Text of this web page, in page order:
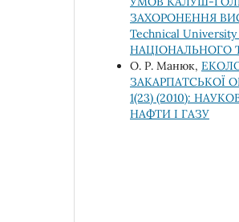
ЗАХОРОНЕННЯ
Technical
НАЦІОНАЛЬНОГО
О. Р. Манюк,
ЗАКАРПАТСЬКОЇ
1(23) (2010):
НАФТИ І ГАЗУ